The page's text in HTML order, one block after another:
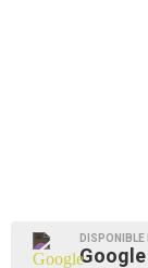
DISPONIBLE